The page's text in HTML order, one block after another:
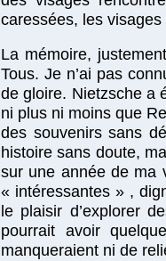
caressées, les
La mémoire,
Tous. Je n’ai pas
de gloire. Nietzsche a
ni plus ni moins que
des souvenirs sans
histoire sans doute,
sur une année de ma
« intéressantes » ,
le plaisir d’explorer
pourrait avoir
manqueraient ni de